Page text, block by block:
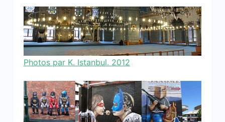
Photos par K. Istanbul. 2012